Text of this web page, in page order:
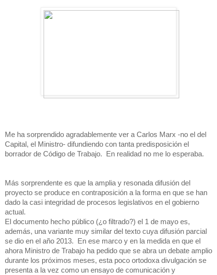
Me ha sorprendido agradablemente ver a Carlos Marx -no el del
Capital, el Ministro- difundiendo con tanta predisposición el
borrador de Código de Trabajo.  En realidad no me lo esperaba.
Más sorprendente es que la amplia y resonada difusión del
proyecto se produce en contraposición a la forma en que se han
dado la casi integridad de procesos legislativos en el gobierno
actual.
El documento hecho público (¿o filtrado?) el 1 de mayo es,
además, una variante muy similar del texto cuya difusión parcial
se dio en el año 2013.  En ese marco y en la medida en que el
ahora Ministro de Trabajo ha pedido que se abra un debate amplio
durante los próximos meses, esta poco ortodoxa divulgación se
presenta a la vez como un ensayo de comunicación y